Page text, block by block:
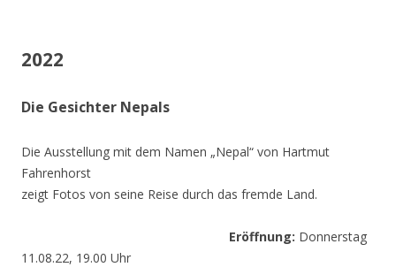
2022
Die Gesichter Nepals
Die Ausstellung mit dem Namen „Nepal“ von Hartmut
Fahrenhorst
zeigt Fotos von seine Reise durch das fremde Land.
Eröffnung: Donnerstag
11.08.22, 19.00 Uhr